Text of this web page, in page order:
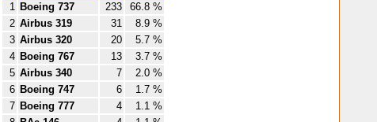
1 Boeing 737 233
66.8 %
2 Airbus 319 31
8.9 %
3 Airbus 320 20
5.7 %
4 Boeing 767 13
3.7 %
5 Airbus 340 7
2.0 %
6 Boeing 747 6
1.7 %
7 Boeing 777 4
1.1 %